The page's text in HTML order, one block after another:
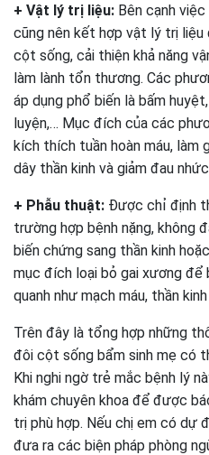
+ Vật lý trị liệu: Bên cạnh
cũng nên kết hợp vật lý trị liệu
cột sống, cải thiện khả năng
làm lành tổn thương. Các
áp dụng phổ biến là bấm
luyện,… Mục đích của các
kích thích tuần hoàn máu, làm
dây thần kinh và giảm đau
+ Phẫu thuật: Được chỉ định
trường hợp bệnh nặng, không
biến chứng sang thần kinh
mục đích loại bỏ gai xương để
quanh như mạch máu, thần
Trên đây là tổng hợp những
đôi cột sống bẩm sinh mẹ có
Khi nghi ngờ trẻ mắc bệnh lý
khám chuyên khoa để được
trị phù hợp. Nếu chị em có dự
đưa ra các biện pháp phòng